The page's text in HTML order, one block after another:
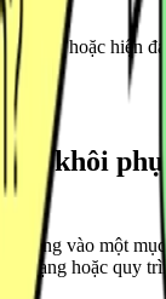
thảo hoặc hiện
khôi
trung vào một mục
dạng hoặc quy